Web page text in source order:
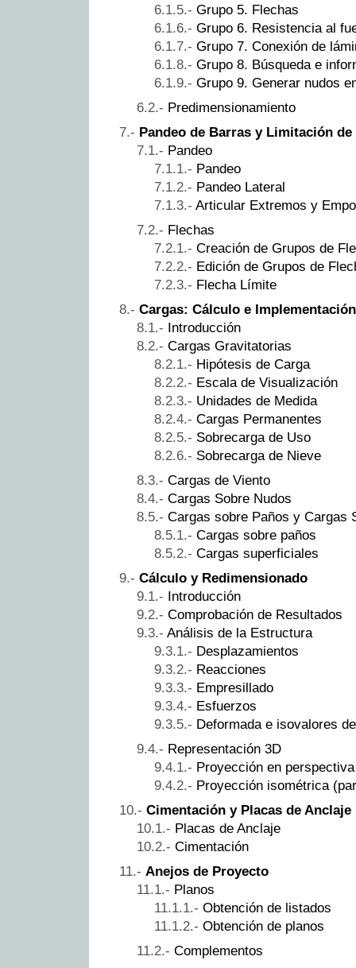
Grupo 5. Flechas
Grupo 6. Resistencia al
Grupo 7. Conexión de
Grupo 8. Búsqueda e
Grupo 9. Generar nudos
Predimensionamiento
Pandeo de Barras y Limitación de
Pandeo
Pandeo
Pandeo Lateral
Articular Extremos y
Flechas
Creación de Grupos de
Edición de Grupos de
Flecha Límite
Cargas: Cálculo e Implementación
Introducción
Cargas Gravitatorias
Hipótesis de Carga
Escala de Visualización
Unidades de Medida
Cargas Permanentes
Sobrecarga de Uso
Sobrecarga de Nieve
Cargas de Viento
Cargas Sobre Nudos
Cargas sobre Paños y Cargas
Cargas sobre paños
Cargas superficiales
Cálculo y Redimensionado
Introducción
Comprobación de Resultados
Análisis de la Estructura
Desplazamientos
Reacciones
Empresillado
Esfuerzos
Deformada e isovalores
Representación 3D
Proyección en
Proyección isométrica
Cimentación y Placas de Anclaje
Placas de Anclaje
Cimentación
Anejos de Proyecto
Planos
Obtención de listados
Obtención de planos
Complementos